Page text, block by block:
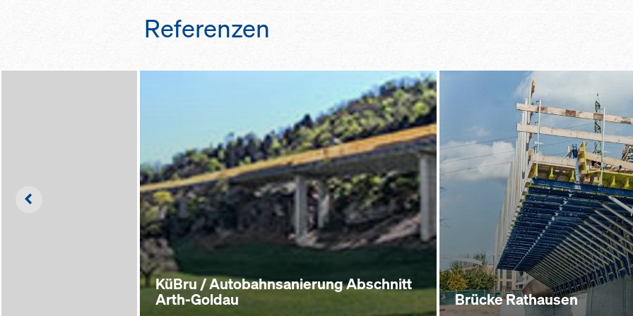
Referenzen
KüBru / Autobahnsanierung Abschnitt
Arth-Goldau Brücke Rathausen
Left